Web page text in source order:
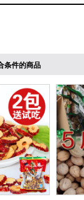
条件的商品